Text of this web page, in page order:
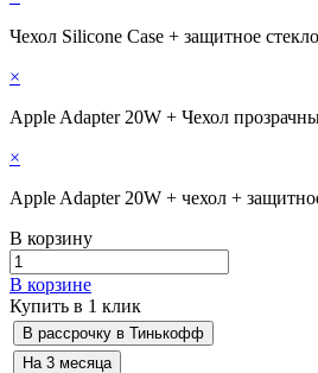
Чехол Silicone Case + защитное
×
Apple Adapter 20W + Чехол
×
Apple Adapter 20W + чехол +
В корзину
В корзине
Купить в 1 клик